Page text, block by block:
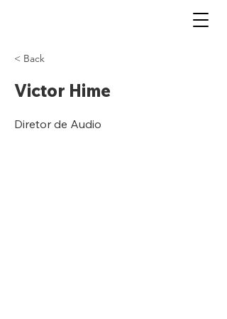
< Back
Victor Hime
Diretor de Audio